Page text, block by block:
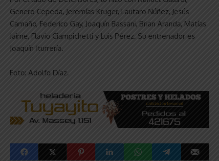
Genero Cepeda, Jeremías Kruger, Lautaro Núñez, Jesús
Camaño, Federico Gay, Joaquín Bassani, Brian Aranda, Matías
Jaime, Flavio Ciampichetti y Luis Pérez. Su entrenador es
Joaquín Iturrería.
Foto: Adolfo Díaz.